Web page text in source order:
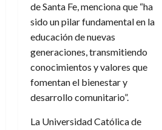
de Santa Fe, menciona que “ha
sido un pilar fundamental en la
educación de nuevas
generaciones, transmitiendo
conocimientos y valores que
fomentan el bienestar y
desarrollo comunitario”.
La Universidad Católica de